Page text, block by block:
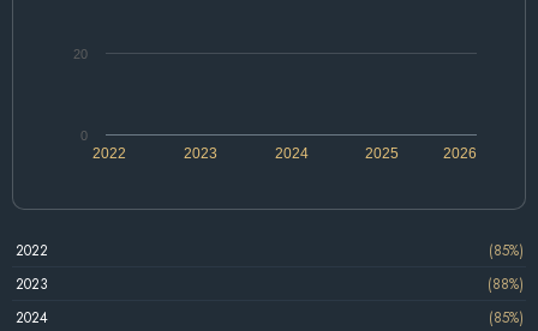
2022 2024 2026
2023 2025
0
20
2022
(85%)
2023
(88%)
2024
(85%)